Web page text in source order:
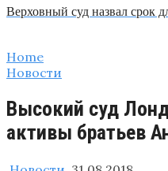
Верховный суд назвал срок
Home
Новости
Высокий суд
активы братьев